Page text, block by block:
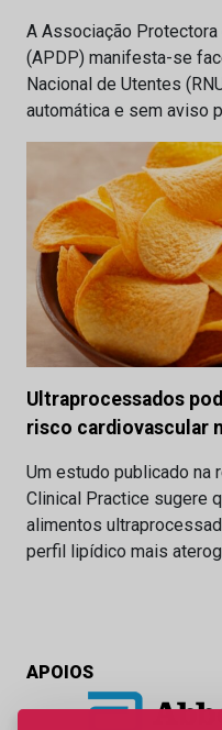
A Associação
(APDP) manifesta-se
Nacional de Utentes
automática e sem aviso
Ultraprocessados
risco cardiovascular
Um estudo publicado na
Clinical Practice sugere
alimentos
perfil lipídico mais
APOIOS